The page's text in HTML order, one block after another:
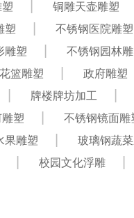
铜雕天壶雕塑
塑 不锈钢医院雕塑
雕塑 不锈钢园林
篮雕塑 政府雕塑
牌楼牌坊加工
塑 不锈钢镜面雕
果雕塑 玻璃钢蔬
校园文化浮雕